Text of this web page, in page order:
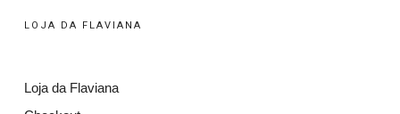
LOJA DA FLAVIANA
Loja da Flaviana